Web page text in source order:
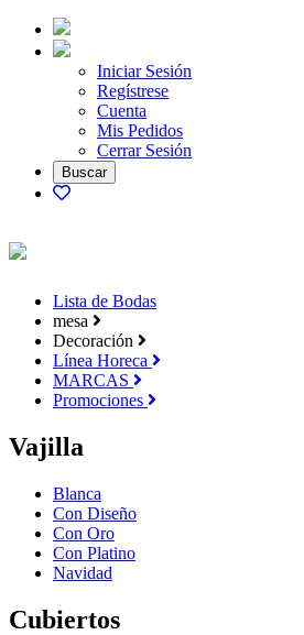
Iniciar Sesión
Regístrese
Cuenta
Mis Pedidos
Cerrar Sesión
Lista de Bodas
mesa
Decoración
Línea Horeca
MARCAS
Promociones
Vajilla
Blanca
Con Diseño
Con Oro
Con Platino
Navidad
Cubiertos